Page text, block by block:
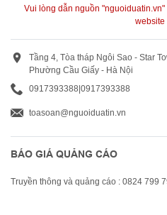
Vui lòng dẫn nguồn
website
Tầng 4, Tòa tháp Ngôi Sao - Star
Phường Cầu Giấy - Hà Nội
0917393388|0917393388
toasoan@nguoiduatin.vn
BÁO GIÁ QUẢNG CÁO
Truyền thông và quảng cáo : 0824 799